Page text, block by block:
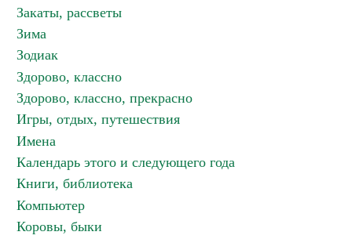
Закаты, рассветы
Зима
Зодиак
Здорово, классно
Здорово, классно, прекрасно
Игры, отдых, путешествия
Имена
Календарь этого и следующего года
Книги, библиотека
Компьютер
Коровы, быки